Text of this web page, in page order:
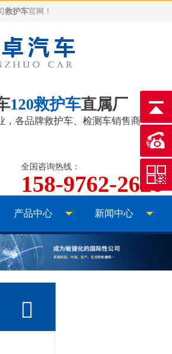
救护车官网！
120救护车直属厂
，各品牌救护车 检测车销售商
全国咨询热线：
158-9762-2626
产品中心 新闻中心